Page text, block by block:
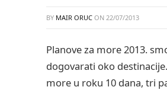
BY MAIR ORUC ON 22/07/2013
Planove za more 2013.
dogovarati oko
more u roku 10 dana, tri